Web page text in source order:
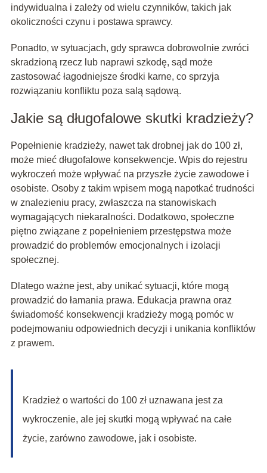
indywidualna i zależy od wielu czynników, takich jak
okoliczności czynu i postawa sprawcy.
Ponadto, w sytuacjach, gdy sprawca dobrowolnie zwróci
skradzioną rzecz lub naprawi szkodę, sąd może
zastosować łagodniejsze środki karne, co sprzyja
rozwiązaniu konfliktu poza salą sądową.
Jakie są długofalowe skutki kradzieży?
Popełnienie kradzieży, nawet tak drobnej jak do 100 zł,
może mieć długofalowe konsekwencje. Wpis do rejestru
wykroczeń może wpływać na przyszłe życie zawodowe i
osobiste. Osoby z takim wpisem mogą napotkać trudności
w znalezieniu pracy, zwłaszcza na stanowiskach
wymagających niekaralności. Dodatkowo, społeczne
piętno związane z popełnieniem przestępstwa może
prowadzić do problemów emocjonalnych i izolacji
społecznej.
Dlatego ważne jest, aby unikać sytuacji, które mogą
prowadzić do łamania prawa. Edukacja prawna oraz
świadomość konsekwencji kradzieży mogą pomóc w
podejmowaniu odpowiednich decyzji i unikania konfliktów
z prawem.
Kradzież o wartości do 100 zł uznawana jest za
wykroczenie, ale jej skutki mogą wpływać na całe
życie, zarówno zawodowe, jak i osobiste.